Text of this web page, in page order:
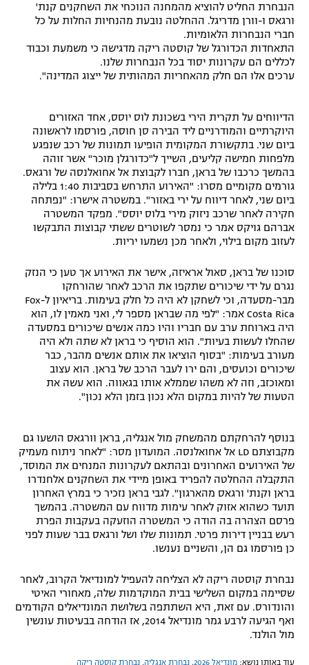
הנבחרת החליט להוציא מהמחנה הנוכחי את השחקנים קנת'
ורגאס ו-וורן מדריגל. ההחלטה נובעת מהנחיות החלות על כל
חברי הנבחרות הלאומיות.
התאחדות הכדורגל של קוסטה ריקה מדגישה כי משמעת וכבוד
לכללים הם עקרונות יסוד בכל הנבחרות שלנו.
ערכים אלו הם חלק מהאחריות המהותית של ייצוג המדינה".
הדיווחים על תקרית הירי בשכונת לוס יוסס, אחד האזורים
היוקרתיים והמודרניים ליד הבירה סן חוסה, פורסמו לראשונה
ביום שני. בתקשורת המקומית הופיעו תמונות של רכב שנפגע
מלפחות חמישה קליעים, השייך ל"כדורגלן מוכר" אשר זוהה
בהמשך כרכבו של בראן, חברו לקבוצת אל אחואלנסה של ורגאס.
גורמים מקומיים מסרו: "האירוע התרחש בסביבות 1:40 בלילה
ביום שני, לאחר דיווח על ירי באזור". במשטרה אישרו: "נפתחה
חקירה לאחר שרכב ניזוק מירי בלוס יוסס". מפקד המשטרה
אברהם גויקס אמר כי נמסר לשוטרים ששתי קבוצות התבקשו
לעזוב מקום בילוי, ולאחר מכן נשמעו יריות.
סוכנו של בראן, סאול אראיזה, אישר את האירוע אך טען כי הנזק
נגרם על ידי שיכורים שתקפו את הרכב לאחר שהורחקו
מבר-מסעדה, וכי לשחקן לא היה כל חלק בעימות. בריאיון ל-Fox
Costa Rica אמר: "לפי מה שבראן מספר לי, ואני מאמין לו, הוא
היה בארוחת ערב עם חבריו והיו כמה אנשים שיכורים במסעדה
שהחלו לעשות בעיות". הוא הוסיף כי בראן לא שתה ולא היה
מעורב בעימות: "בסוף הוציאו את אותם אנשים מהבר, כבר
שיכורים וכועסים, והם ירו לעבר הרכב של בראן. הוא עצוב
ומאוכזב, וזה לא משהו שממלא אותו בגאווה. הוא עשה את
הטעות של להיות במקום הלא נכון בזמן הלא נכון".
בנוסף להרחקתם מהמשחק מול אנגליה, בראן וורגאס הושעו גם
מקבוצתם LD אל אחואלנסה. המועדון מסר: "לאחר ניתוח מעמיק
של האירועים האחרונים ובהתאם לעקרונות המנחים את המוסד,
התקבלה ההחלטה להפריד באופן מיידי את השחקנים אלחנדרו
בראן וקנת' ורגאס מהארגון". לגבי בראן נזכיר כי במרץ האחרון
תועד כשהוא אזוק לאחר עימות מדווח עם המשטרה. בהמשך
פרסם הצהרה בה הודה כי המשטרה הוזעקה בעקבות הפרת
רעש בבניין דירות פרטי. תמונות שלו ושל ורגאס בבר שעות לפני
כן פורסמו גם הן, והשניים נענשו.
נבחרת קוסטה ריקה לא הצליחה להעפיל למונדיאל הקרוב, לאחר
שסיימה במקום השלישי בבית המוקדמות שלה, מאחורי האיטי
והונדורס. עם זאת, היא השתתפה בשלושת המונדיאלים הקודמים
ואף הגיעה לרבע גמר מונדיאל 2014, אז הודחה בבעיטות עונשין
מול הולנד.
עוד באותו נושא: מונדיאל 2026 נבחרת אנגליה נבחרת קוסטה ריקה